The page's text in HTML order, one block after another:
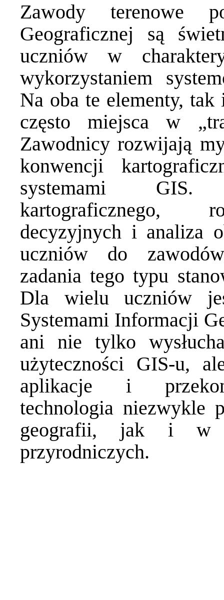
Zawody terenowe
Geograficznej są
uczniów w
wykorzystaniem
Na oba te elementy,
często miejsca w
Zawodnicy rozwijają
konwencji
systemami GIS.
kartograficznego,
decyzyjnych i analiza
uczniów do
zadania tego typu
Dla wielu uczniów
Systemami Informacji
ani nie tylko
użyteczności GIS-u,
aplikacje i
technologia niezwykle
geografii, jak i w
przyrodniczych.